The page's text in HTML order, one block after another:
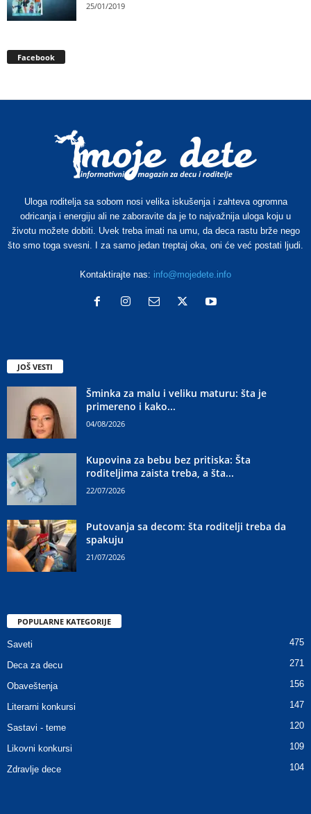
25/01/2019
Facebook
Uloga roditelja sa sobom nosi velika iskušenja i zahteva ogromna
odricanja i energiju ali ne zaboravite da je to najvažnija uloga koju u
životu možete dobiti. Uvek treba imati na umu, da deca rastu brže nego
što smo toga svesni. I za samo jedan treptaj oka, oni će već postati ljudi.
Kontaktirajte nas: info@mojedete.info
JOŠ VESTI
Šminka za malu i veliku maturu: šta je
primereno i kako...
04/08/2026
Kupovina za bebu bez pritiska: Šta
roditeljima zaista treba, a šta...
22/07/2026
Putovanja sa decom: šta roditelji treba da
spakuju
21/07/2026
POPULARNE KATEGORIJE
Saveti 475
Deca za decu 271
Obaveštenja 156
Literarni konkursi 147
Sastavi - teme 120
Likovni konkursi 109
Zdravlje dece 104